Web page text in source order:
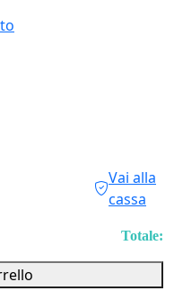
Vai alla
cassa
Totale: